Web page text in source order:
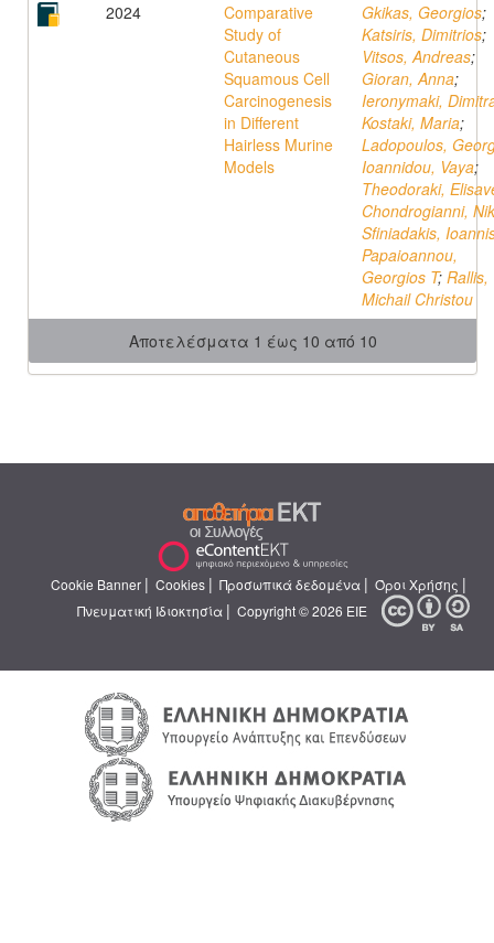
2024
Comparative
Study of
Cutaneous
Squamous Cell
Carcinogenesis
in Different
Hairless Murine
Models
Gkikas, Georgios;
Katsiris, Dimitrios;
Vitsos, Andreas;
Gioran, Anna;
Ieronymaki,
Kostaki, Maria;
Ladopoulos,
Ioannidou, Vaya;
Theodoraki,
Chondrogianni,
Sfiniadakis,
Papaioannou,
Georgios T; Rallis,
Michail Christou
Αποτελέσματα 1 έως 10 από 10
Cookie Banner | Cookies | Προσωπικά δεδομένα | Όροι Χρήσης |
Πνευματική Ιδιοκτησία | Copyright © 2026 ΕΙΕ